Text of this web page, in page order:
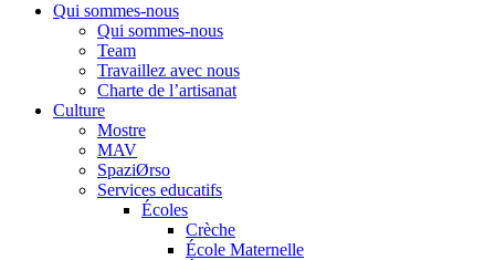
Qui sommes-nous
Qui sommes-nous
Team
Travaillez avec nous
Charte de l’artisanat
Culture
Mostre
MAV
SpaziØrso
Services educatifs
Écoles
Crèche
École Maternelle